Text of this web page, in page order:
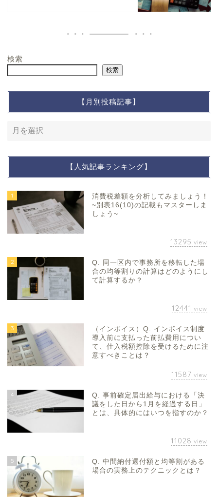
検索
検索
【月別投稿記事】
【人気記事ランキング】
1
消費税差額を分析してみましょう！
~別表16(10)の記載もマスターしま
しょう~
13295 view
2
Q. 同一区内で事務所を移転した場
合の均等割りの計算はどのようにし
て計算するか？
12441 view
3
（インボイス）Q. インボイス制度
導入前に支払った前払費用につい
て、仕入税額控除を受けるために注
意すべきことは？
11587 view
4
Q. 事前確定届出給与における「決
議をした日から1月を経過する日」
とは、具体的にはいつを指すのか？
11028 view
5
Q. 中間納付還付額と均等割がある
場合の実務上のテクニックとは？